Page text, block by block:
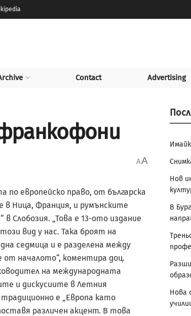
Contact Advertising
AA
европейско право, от българска
в Ница, Франция, и румънските
Слобозия. „Това е 13-ото издание
вид у нас. Така броят на
седмица и е разделена между
началото“, коментира доц.
на международната
и дискусиите в Летния
е „Европа като
различен акцент. В това
Нов
В
Нова